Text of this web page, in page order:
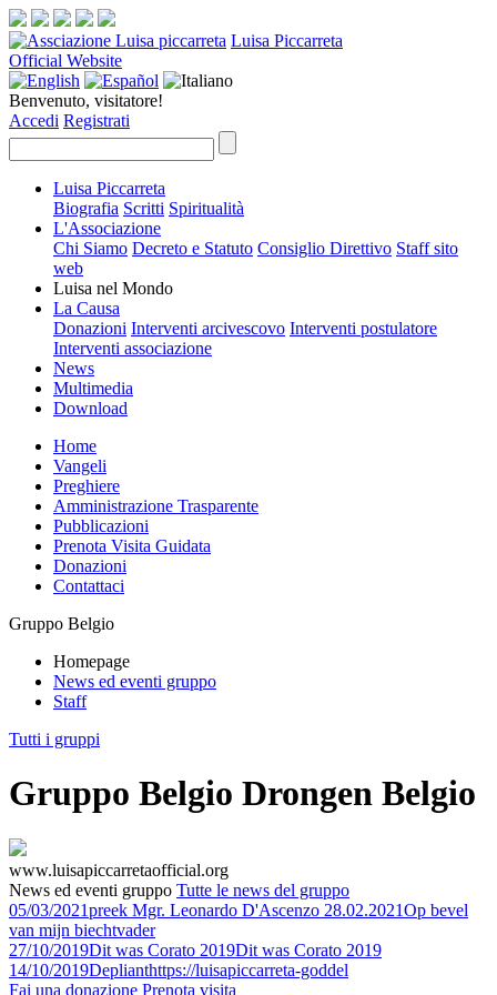
Luisa Piccarreta
Official Website
Benvenuto, visitatore!
Accedi Registrati
Luisa Piccarreta
Biografia Scritti Spiritualità
L'Associazione
Chi Siamo Decreto e Statuto Consiglio Direttivo Staff sito
web
Luisa nel Mondo
La Causa
Donazioni Interventi arcivescovo Interventi postulatore
Interventi associazione
News
Multimedia
Download
Home
Vangeli
Preghiere
Amministrazione Trasparente
Pubblicazioni
Prenota Visita Guidata
Donazioni
Contattaci
Gruppo Belgio
Homepage
News ed eventi gruppo
Staff
Tutti i gruppi
Gruppo Belgio Drongen Belgio
www.luisapiccarretaofficial.org
News ed eventi gruppo Tutte le news del gruppo
05/03/2021preek Mgr. Leonardo D'Ascenzo 28.02.2021Op bevel
van mijn biechtvader
27/10/2019Dit was Corato 2019Dit was Corato 2019
14/10/2019Deplianthttps://luisapiccarreta-goddel
Fai una donazione Prenota visita